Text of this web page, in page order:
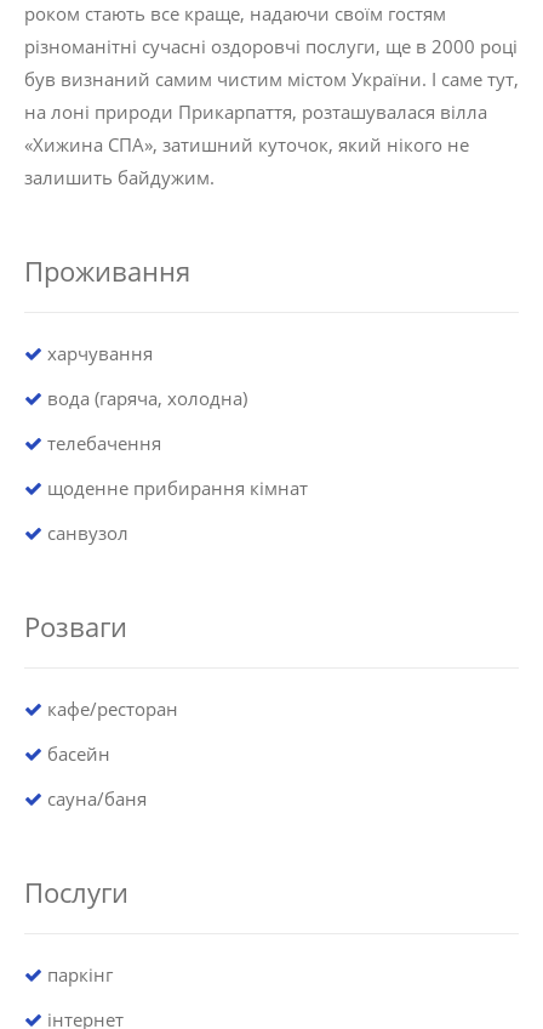
роком стають все краще, надаючи своїм гостям
різноманітні сучасні оздоровчі послуги, ще в 2000 році
був визнаний самим чистим містом України. І саме тут,
на лоні природи Прикарпаття, розташувалася вілла
«Хижина СПА», затишний куточок, який нікого не
залишить байдужим.
Проживання
харчування
вода (гаряча, холодна)
телебачення
щоденне прибирання кімнат
санвузол
Розваги
кафе/ресторан
басейн
сауна/баня
Послуги
паркінг
інтернет